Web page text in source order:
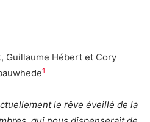
Guillaume Hébert et Cory
1
le rêve éveillé de la